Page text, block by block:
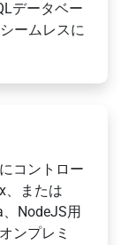
データベー
ームレスに
コントロー
、または
NodeJS用
ンプレミ